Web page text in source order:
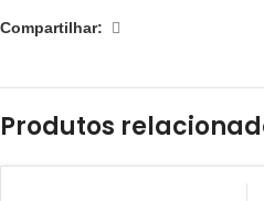
Compartilhar:
Produtos